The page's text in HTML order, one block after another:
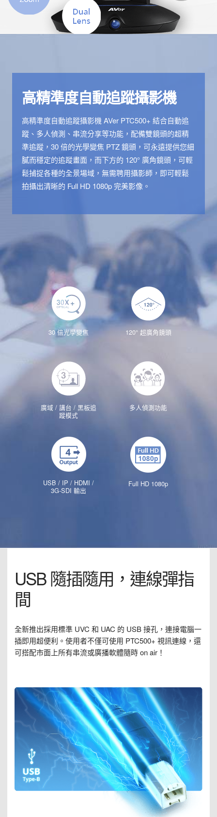
高精準度自動追蹤攝影機
高精準度自動追蹤攝影機 AVer PTC500+ 結合自動追
蹤、多人偵測、串流分享等功能，配備雙鏡頭的超精
準追蹤，30 倍的光學變焦 PTZ 鏡頭，可永遠提供您細
膩而穩定的追蹤畫面，而下方的 120° 廣角鏡頭，可輕
鬆捕捉各種的全景場域，無需聘用攝影師，即可輕鬆
拍攝出清晰的 Full HD 1080p 完美影像。
30 倍光學變焦 120° 超廣角鏡頭
廣域 / 講台 / 黑板追
蹤模式
多人偵測功能
USB / IP / HDMI /
3G-SDI 輸出
Full HD 1080p
USB 隨插隨用，連線彈指
間
全新推出採用標準 UVC 和 UAC 的 USB 接孔，連接電腦一
插即用超便利。使用者不僅可使用 PTC500+ 視訊連線，還
可搭配市面上所有串流或廣播軟體隨時 on air！